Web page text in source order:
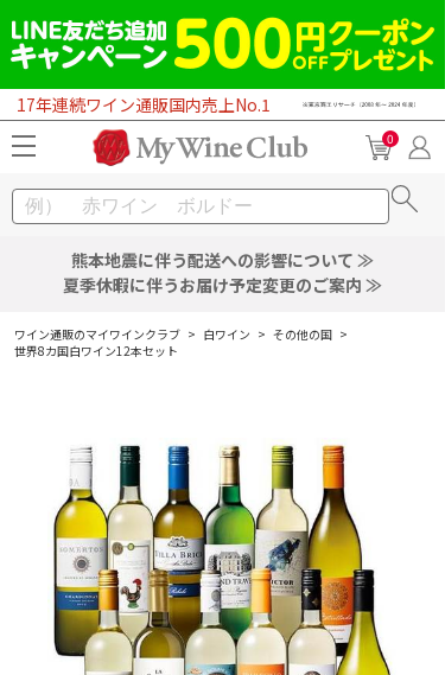
17年連続ワイン通販国内売上No.1
0
熊本地震に伴う配送への影響について ≫
夏季休暇に伴うお届け予定変更のご案内 ≫
ワイン通販のマイワインクラブ > 白ワイン > その他の国 >
世界8カ国白ワイン12本セット